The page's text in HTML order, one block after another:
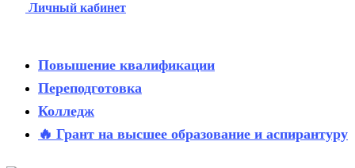
Личный кабинет
Повышение квалификации
Переподготовка
Колледж
🔥 Грант на высшее образование и аспирантуру